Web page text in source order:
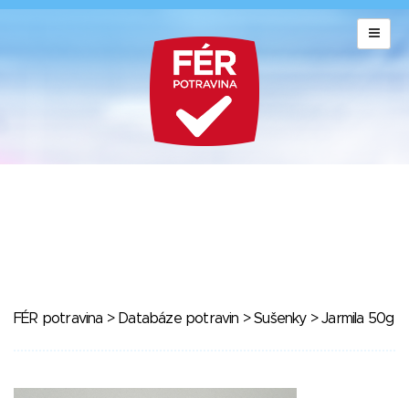
FÉR potravina > Databáze potravin >Sušenky> Jarmila 50g